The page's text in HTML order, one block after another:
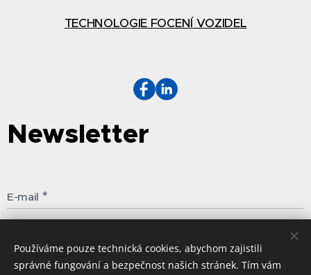
TECHNOLOGIE FOCENÍ VOZIDEL
Newsletter
E-mail
Odebíat
Používáme pouze technická cookies, abychom zajistili
správné fungování a bezpečnost našich stránek. Tím vám